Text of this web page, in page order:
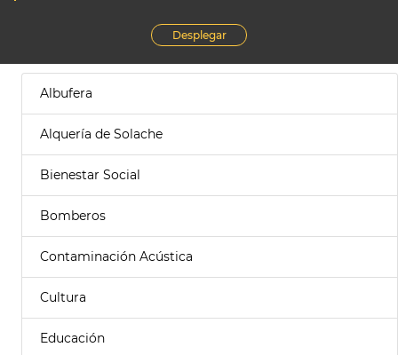
Desplegar
Albufera
Alquería de Solache
Bienestar Social
Bomberos
Contaminación Acústica
Cultura
Educación